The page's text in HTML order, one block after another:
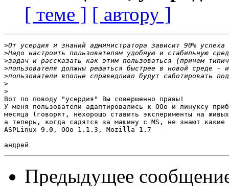
[ теме ] [ автору ]
>
>
>
>
>
>
>
Вот по поводу "усердия" Вы совершенно правы!
У меня пользователи адаптировались к ООо и линуксу
месяца (говорят, нехорошо ставить эксперименты на
а теперь, когда садятся за машину с MS, не знают
ASPLinux 9.0, OOo 1.1.3, Mozilla 1.7
Предыдущее